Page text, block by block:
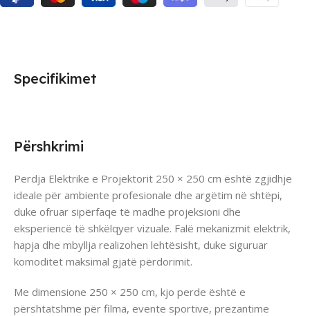
Përshkrimi
Perdja Elektrike e Projektorit 250 × 250 cm është zgjidhje
ideale për ambiente profesionale dhe argëtim në shtëpi,
duke ofruar sipërfaqe të madhe projeksioni dhe
eksperiencë të shkëlqyer vizuale. Falë mekanizmit elektrik,
hapja dhe mbyllja realizohen lehtësisht, duke siguruar
komoditet maksimal gjatë përdorimit.
Me dimensione 250 × 250 cm, kjo perde është e
përshtatshme për filma, evente sportive, prezantime
Specifikimet